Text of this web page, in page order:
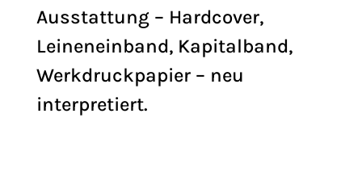
Ausstattung – Hardcover,
Leineneinband, Kapitalband,
Werkdruckpapier – neu
interpretiert.